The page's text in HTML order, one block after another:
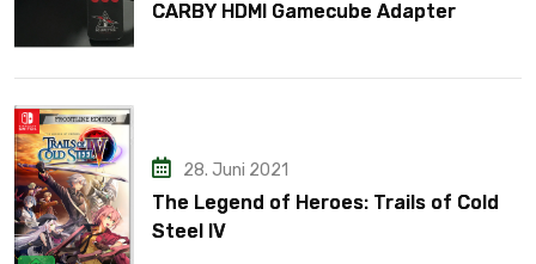
CARBY HDMI Gamecube Adapter
28. Juni 2021
The Legend of Heroes: Trails of Cold
Steel IV